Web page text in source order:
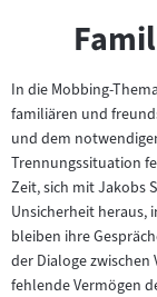
In die Mobbing-
familiären und
und dem
Trennungssituation
Zeit, sich mit Jakobs
Unsicherheit heraus,
bleiben ihre
der Dialoge
fehlende Vermögen